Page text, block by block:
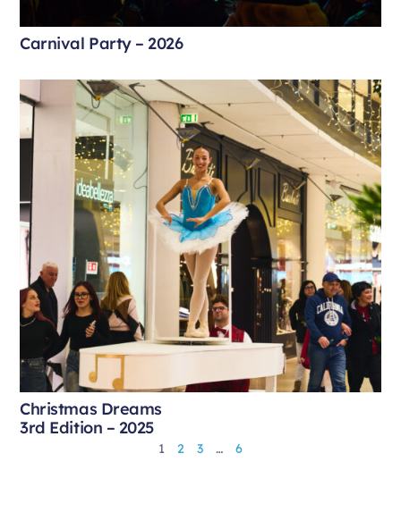
Carnival Party – 2026
Christmas Dreams
3rd Edition – 2025
1 2 3 … 6